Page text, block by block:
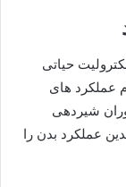
حیاتی
عملکرد های
شیردهی
عملکرد بدن را